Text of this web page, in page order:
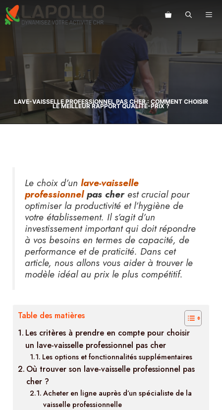
Aller
au
contenu
LAVE-VAISSELLE PROFESSIONNEL PAS CHER : COMMENT CHOISIR
LE MEILLEUR RAPPORT QUALITÉ-PRIX ?
Le choix d’un lave-vaisselle
professionnelpas cherest crucial pour
optimiser la productivité et l’hygiène de
votre établissement. Il s’agit d’un
investissement important qui doit répondre
à vos besoins en termes de capacité, de
performance et de praticité. Dans cet
article, nous allons vous aider à trouver le
modèle idéal au prix le plus compétitif.
Table des matières
Les critères à prendre en compte pour choisir
un lave-vaisselle professionnel pas cher
Les options et fonctionnalités supplémentaires
Où trouver son lave-vaisselle professionnel pas
cher ?
Acheter en ligne auprès d’un spécialiste de la
vaisselle professionnelle